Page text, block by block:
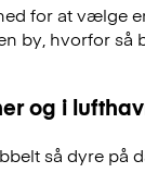
for at vælge
by, hvorfor så
og i
så dyre på